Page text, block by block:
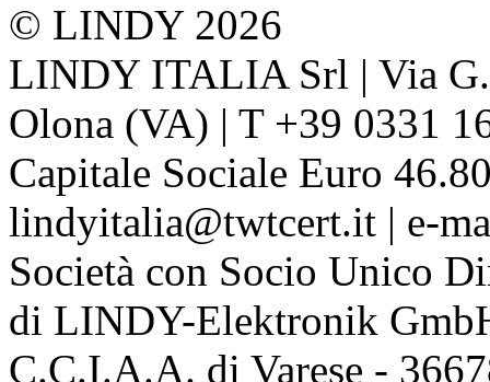
© LINDY 2026
LINDY ITALIA Srl | Via
Olona (VA) | T +39 0331
Capitale Sociale Euro
lindyitalia@twtcert.it | e-
Società con Socio Unico
di LINDY-Elektronik
C.C.I.A.A. di Varese -